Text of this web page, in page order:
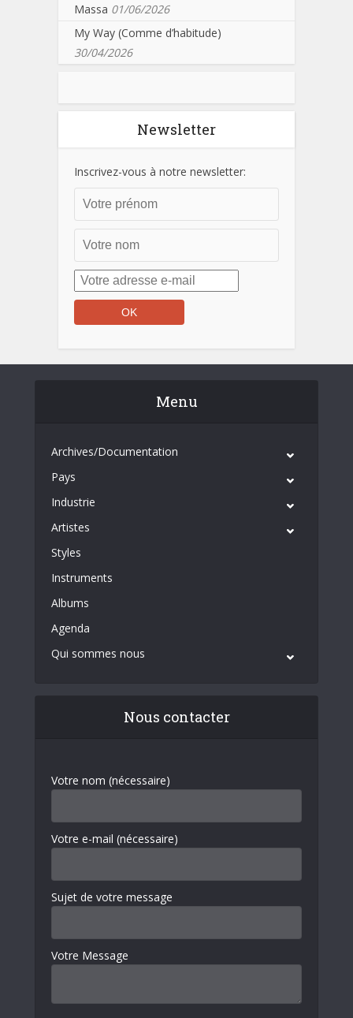
Massa 01/06/2026
My Way (Comme d’habitude)
30/04/2026
Newsletter
Inscrivez-vous à notre newsletter:
Menu
Archives/Documentation
Pays
Industrie
Artistes
Styles
Instruments
Albums
Agenda
Qui sommes nous
Nous contacter
Votre nom (nécessaire)
Votre e-mail (nécessaire)
Sujet de votre message
Votre Message